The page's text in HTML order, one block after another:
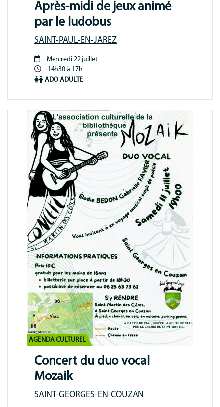
Après-midi de jeux animé
par le ludobus
SAINT-PAUL-EN-JAREZ
Période
animation
Mercredi 22 juillet
14h30 à 17h
ADO ADULTE
AGENDA CULTUREL
Concert du duo vocal
Mozaik
SAINT-GEORGES-EN-COUZAN